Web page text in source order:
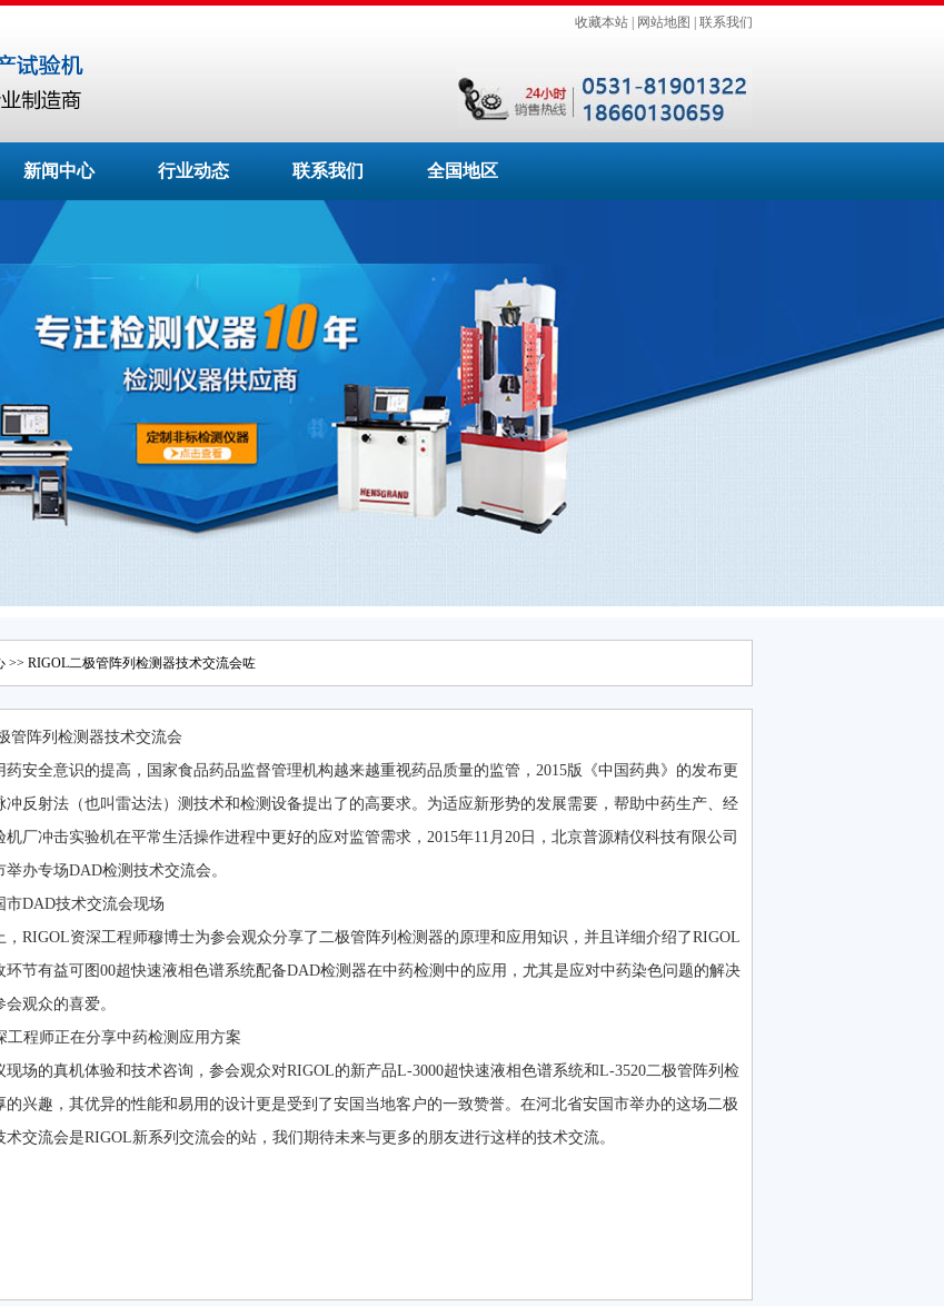
收藏本站 网站地图 联系我们
新闻中心 行业动态 联系我们 全国地区
>> RIGOL二极管阵列检测器技术交流会咗
管阵列检测器技术交流会
药安全意识的提高，国家食品药品监督管理机构越来越重视药品质量的监管，2015版《中国药典》的发布更
冲反射法（也叫雷达法）测技术和检测设备提出了的高要求。为适应新形势的发展需要，帮助中药生产、经
机厂冲击实验机在平常生活操作进程中更好的应对监管需求，2015年11月20日，北京普源精仪科技有限公司
办专场DAD检测技术交流会。
市DAD技术交流会现场
，RIGOL资深工程师穆博士为参会观众分享了二极管阵列检测器的原理和应用知识，并且详细介绍了RIGOL
环节有益可图00超快速液相色谱系统配备DAD检测器在中药检测中的应用，尤其是应对中药染色问题的解决
观众的喜爱。
工程师正在分享中药检测应用方案
现场的真机体验和技术咨询，参会观众对RIGOL的新产品L-3000超快速液相色谱系统和L-3520二极管阵列检
的兴趣，其优异的性能和易用的设计更是受到了安国当地客户的一致赞誉。在河北省安国市举办的这场二极
术交流会是RIGOL新系列交流会的站，我们期待未来与更多的朋友进行这样的技术交流。